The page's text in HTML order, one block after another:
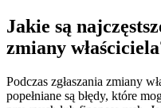
Jakie są
zmiany
Podczas zgłaszania zmiany
popełniane są błędy, które